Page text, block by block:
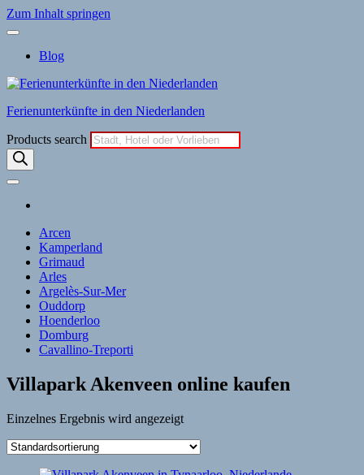
Zum Inhalt springen
Blog
Ferienunterkünfte in den Niederlanden
Products search
Arcen
Kamperland
Grimaud
Arles
Argelès-Sur-Mer
Ouddorp
Hoenderloo
Domburg
Cavallino-Treporti
Villapark Akenveen online kaufen
Einzelnes Ergebnis wird angezeigt